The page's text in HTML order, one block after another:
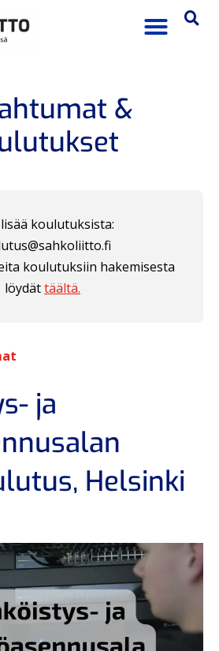
&
lisää koulutuksista:
koulutuksiin hakemisesta
löydättäältä.
ja
Helsinki